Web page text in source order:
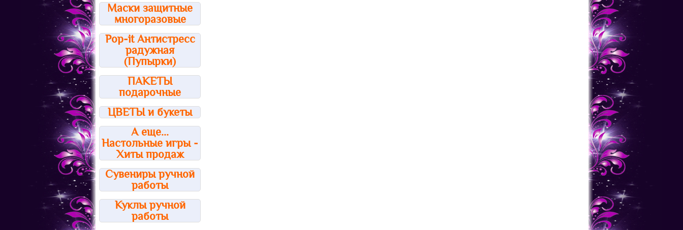
Маски защитные
многоразовые
Pop-it Антистресс
радужная
(Пупырки)
ПАКЕТЫ
подарочные
ЦВЕТЫ и букеты
А еще...
Настольные игры -
Хиты продаж
Сувениры ручной
работы
Куклы ручной
работы